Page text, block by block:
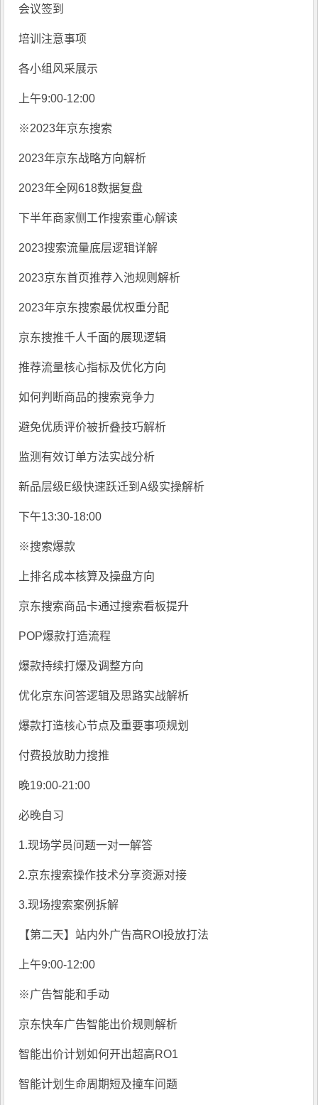
会议签到
培训注意事项
各小组风采展示
上午9:00-12:00
※2023年京东搜索
2023年京东战略方向解析
2023年全网618数据复盘
下半年商家侧工作搜索重心解读
2023搜索流量底层逻辑详解
2023京东首页推荐入池规则解析
2023年京东搜索最优权重分配
京东搜推千人千面的展现逻辑
推荐流量核心指标及优化方向
如何判断商品的搜索竞争力
避免优质评价被折叠技巧解析
监测有效订单方法实战分析
新品层级E级快速跃迁到A级实操解析
下午13:30-18:00
※搜索爆款
上排名成本核算及操盘方向
京东搜索商品卡通过搜索看板提升
POP爆款打造流程
爆款持续打爆及调整方向
优化京东问答逻辑及思路实战解析
爆款打造核心节点及重要事项规划
付费投放助力搜推
晚19:00-21:00
必晚自习
1.现场学员问题一对一解答
2.京东搜索操作技术分享资源对接
3.现场搜索案例拆解
【第二天】站内外广告高ROI投放打法
上午9:00-12:00
※广告智能和手动
京东快车广告智能出价规则解析
智能出价计划如何开出超高RO1
智能计划生命周期短及撞车问题